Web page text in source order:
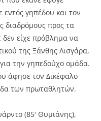
γηπέδου και τον
διαδρόμους προς τα
είχε πρόβλημα να
της Ξάνθης Λισγάρα,
την γηπεδούχο ομάδα.
άφησε τον Δικέφαλο
των πρωταθλητών.
(85′ Θυμιάνης),